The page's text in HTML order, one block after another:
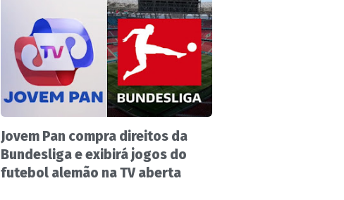
Jovem Pan compra direitos da
Bundesliga e exibirá jogos do
futebol alemão na TV aberta